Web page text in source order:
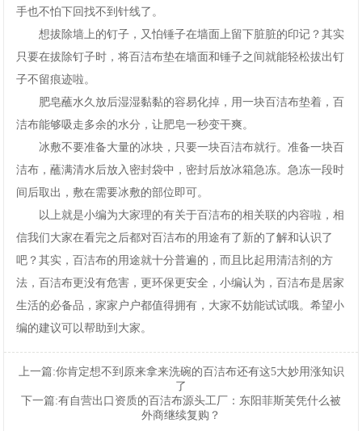
手也不怕下回找不到针线了。
想拔除墙上的钉子，又怕锤子在墙面上留下脏脏的印记？其实
只要在拔除钉子时，将百洁布垫在墙面和锤子之间就能轻松拔出钉
子不留痕迹啦。
肥皂蘸水久放后湿湿黏黏的容易化掉，用一块百洁布垫着，百
洁布能够吸走多余的水分，让肥皂一秒变干爽。
冰敷不要准备大量的冰块，只要一块百洁布就行。准备一块百
洁布，蘸满清水后放入密封袋中，密封后放冰箱急冻。急冻一段时
间后取出，敷在需要冰敷的部位即可。
以上就是小编为大家理的有关于百洁布的相关联的内容啦，相
信我们大家在看完之后都对百洁布的用途有了新的了解和认识了
吧？其实，百洁布的用途就十分普遍的，而且比起用清洁剂的方
法，百洁布更没有危害，更环保更安全，小编认为，百洁布是居家
生活的必备品，家家户户都值得拥有，大家不妨能试试哦。希望小
编的建议可以帮助到大家。
上一篇:你肯定想不到原来拿来洗碗的百洁布还有这5大妙用涨知识
了
下一篇:有自营出口资质的百洁布源头工厂：东阳菲斯芙凭什么被
外商继续复购？